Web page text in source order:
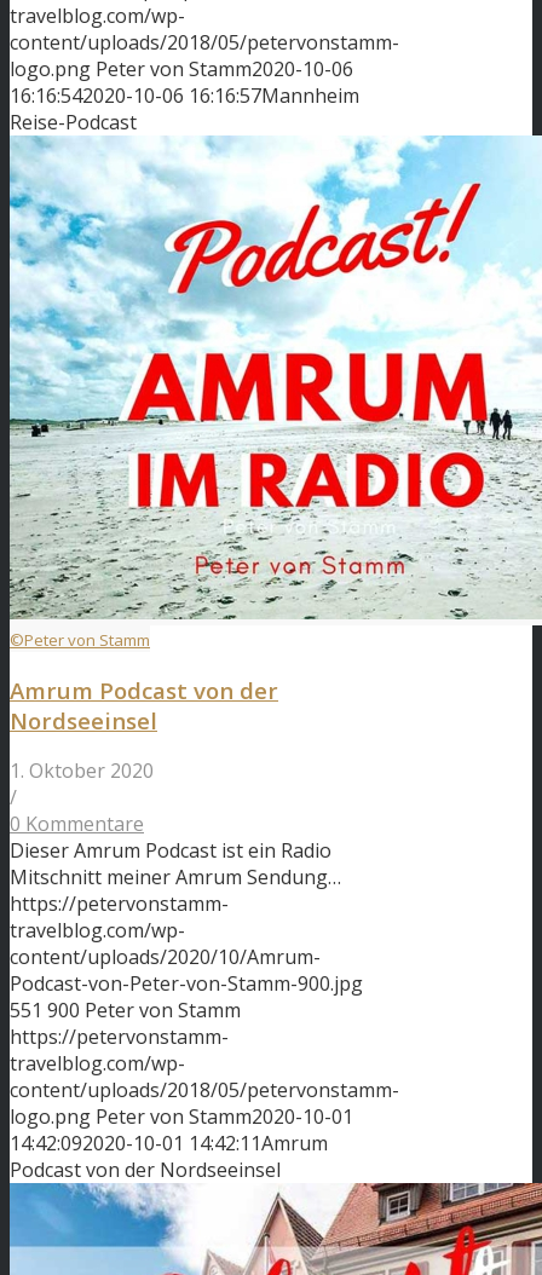
travelblog.com/wp-
content/uploads/2018/05/petervonstamm-
logo.png Peter von Stamm2020-10-06
16:16:542020-10-06 16:16:57Mannheim
Reise-Podcast
©Peter von Stamm
Amrum Podcast von der
Nordseeinsel
1. Oktober 2020
/
0 Kommentare
Dieser Amrum Podcast ist ein Radio
Mitschnitt meiner Amrum Sendung…
https://petervonstamm-
travelblog.com/wp-
content/uploads/2020/10/Amrum-
Podcast-von-Peter-von-Stamm-900.jpg
551 900 Peter von Stamm
https://petervonstamm-
travelblog.com/wp-
content/uploads/2018/05/petervonstamm-
logo.png Peter von Stamm2020-10-01
14:42:092020-10-01 14:42:11Amrum
Podcast von der Nordseeinsel